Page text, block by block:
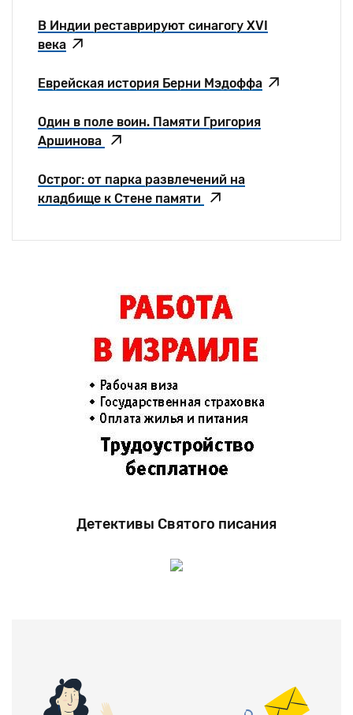
В Индии реставрируют синагогу XVI
века
Еврейская история Берни Мэдоффа
Один в поле воин. Памяти Григория
Аршинова
Острог: от парка развлечений на
кладбище к Стене памяти
Детективы Святого писания